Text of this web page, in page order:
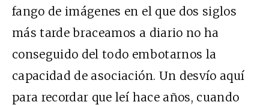
fango de imágenes en el que dos siglos
más tarde braceamos a diario no ha
conseguido del todo embotarnos la
capacidad de asociación. Un desvío aquí
para recordar que leí hace años, cuando